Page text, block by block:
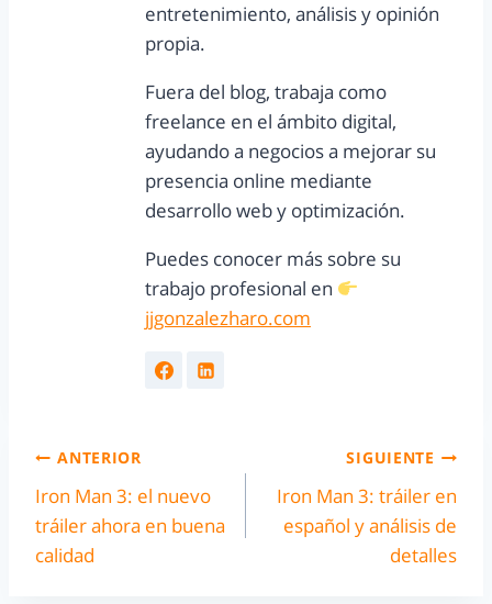
entretenimiento, análisis y opinión
propia.
Fuera del blog, trabaja como
freelance en el ámbito digital,
ayudando a negocios a mejorar su
presencia online mediante
desarrollo web y optimización.
Puedes conocer más sobre su
trabajo profesional en
jjgonzalezharo.com
ANTERIOR
Iron Man 3: el nuevo
tráiler ahora en buena
calidad
SIGUIENTE
Iron Man 3: tráiler en
español y análisis de
detalles